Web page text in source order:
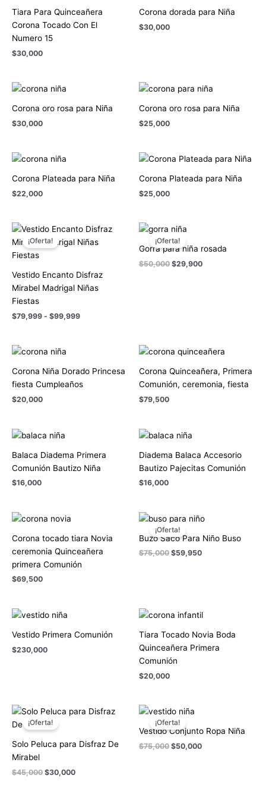
Tiara Para Quinceañera
Corona Tocado Con El
Numero 15
$30,000
Corona dorada para Niña
$30,000
Corona oro rosa para Niña
$30,000
Corona oro rosa para Niña
$25,000
Corona Plateada para Niña
$22,000
Corona Plateada para Niña
$25,000
¡Oferta!
Vestido Encanto Disfraz
Mirabel Madrigal Niñas
Fiestas
$79,999 - $99,999
Rango
precios:
hasta
$99,999
¡Oferta!
Gorra para niña rosada
$50,000
El
precio
original
era:
$50,000.
$29,900
actual
es:
$29,900.
Corona Niña Dorado Princesa
fiesta Cumpleaños
$20,000
Corona Quinceañera, Primera
Comunión, ceremonia, fiesta
$79,500
Balaca Diadema Primera
Comunión Bautizo Niña
$16,000
Diadema Balaca Accesorio
Bautizo Pajecitas Comunión
$16,000
Corona tocado tiara Novia
ceremonia Quinceañera
primera Comunión
$69,500
¡Oferta!
Buzo Saco Para Niño Buso
$75,000
El
precio
original
era:
$75,000.
$59,950
El
actual
es:
$59,950.
Vestido Primera Comunión
$230,000
Tiara Tocado Novia Boda
Quinceañera Primera
Comunión
$20,000
¡Oferta!
Solo Peluca para Disfraz De
Mirabel
$45,000
El
precio
original
$45,000.
$30,000
El
$30,000.
¡Oferta!
Vestido Conjunto Ropa Niña
$75,000
El
precio
original
era:
$75,000.
$50,000
actual
$50,000.